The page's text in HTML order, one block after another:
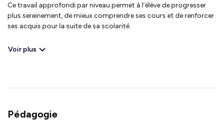
Ce travail approfondi par niveau permet à l’élève de progresser
plus sereinement, de mieux comprendre ses cours et de renforcer
ses acquis pour la suite de sa scolarité.
Voir plus
Pédagogie